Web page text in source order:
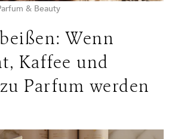
& Beauty
Wenn
Kaffee und
Parfum werden